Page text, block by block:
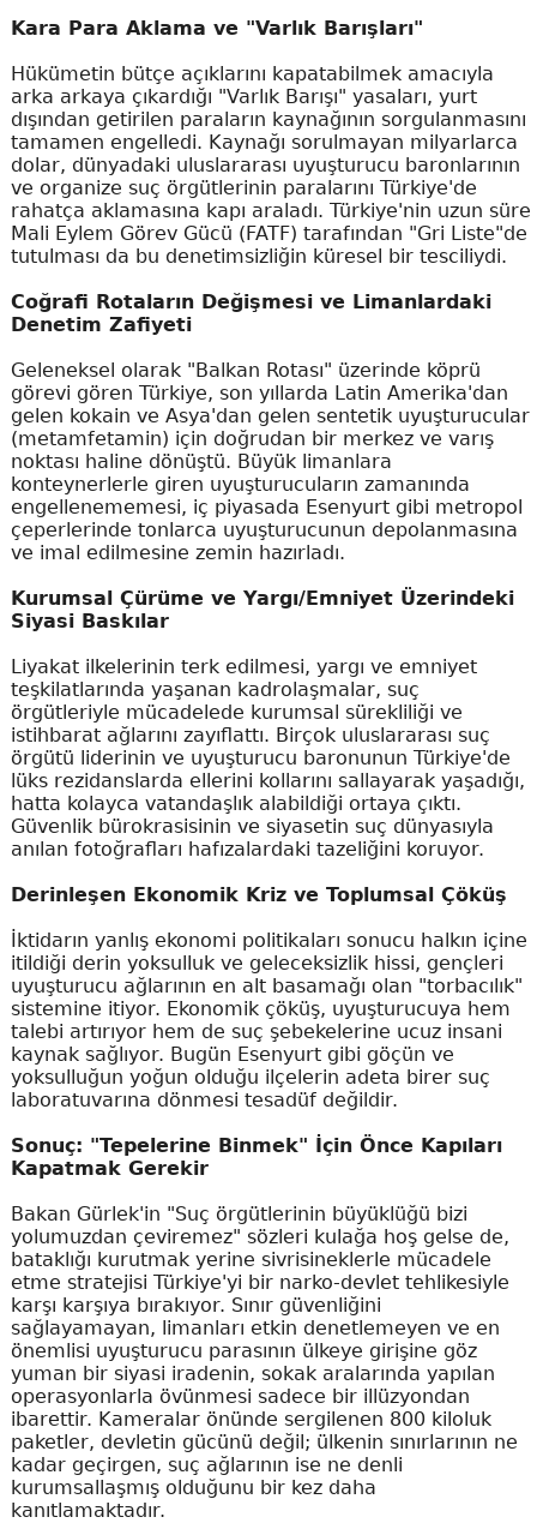
Kara Para Aklama ve "Varlık Barışları"
Hükümetin bütçe açıklarını kapatabilmek amacıyla
arka arkaya çıkardığı "Varlık Barışı" yasaları, yurt
dışından getirilen paraların kaynağının sorgulanmasını
tamamen engelledi. Kaynağı sorulmayan milyarlarca
dolar, dünyadaki uluslararası uyuşturucu baronlarının
ve organize suç örgütlerinin paralarını Türkiye'de
rahatça aklamasına kapı araladı. Türkiye'nin uzun süre
Mali Eylem Görev Gücü (FATF) tarafından "Gri Liste"de
tutulması da bu denetimsizliğin küresel bir tesciliydi.
Coğrafi Rotaların Değişmesi ve Limanlardaki
Denetim Zafiyeti
Geleneksel olarak "Balkan Rotası" üzerinde köprü
görevi gören Türkiye, son yıllarda Latin Amerika'dan
gelen kokain ve Asya'dan gelen sentetik uyuşturucular
(metamfetamin) için doğrudan bir merkez ve varış
noktası haline dönüştü. Büyük limanlara
konteynerlerle giren uyuşturucuların zamanında
engellenememesi, iç piyasada Esenyurt gibi metropol
çeperlerinde tonlarca uyuşturucunun depolanmasına
ve imal edilmesine zemin hazırladı.
Kurumsal Çürüme ve Yargı/Emniyet Üzerindeki
Siyasi Baskılar
Liyakat ilkelerinin terk edilmesi, yargı ve emniyet
teşkilatlarında yaşanan kadrolaşmalar, suç
örgütleriyle mücadelede kurumsal sürekliliği ve
istihbarat ağlarını zayıflattı. Birçok uluslararası suç
örgütü liderinin ve uyuşturucu baronunun Türkiye'de
lüks rezidanslarda ellerini kollarını sallayarak yaşadığı,
hatta kolayca vatandaşlık alabildiği ortaya çıktı.
Güvenlik bürokrasisinin ve siyasetin suç dünyasıyla
anılan fotoğrafları hafızalardaki tazeliğini koruyor.
Derinleşen Ekonomik Kriz ve Toplumsal Çöküş
İktidarın yanlış ekonomi politikaları sonucu halkın içine
itildiği derin yoksulluk ve geleceksizlik hissi, gençleri
uyuşturucu ağlarının en alt basamağı olan "torbacılık"
sistemine itiyor. Ekonomik çöküş, uyuşturucuya hem
talebi artırıyor hem de suç şebekelerine ucuz insani
kaynak sağlıyor. Bugün Esenyurt gibi göçün ve
yoksulluğun yoğun olduğu ilçelerin adeta birer suç
laboratuvarına dönmesi tesadüf değildir.
Sonuç: "Tepelerine Binmek" İçin Önce Kapıları
Kapatmak Gerekir
Bakan Gürlek'in "Suç örgütlerinin büyüklüğü bizi
yolumuzdan çeviremez" sözleri kulağa hoş gelse de,
bataklığı kurutmak yerine sivrisineklerle mücadele
etme stratejisi Türkiye'yi bir narko-devlet tehlikesiyle
karşı karşıya bırakıyor. Sınır güvenliğini
sağlayamayan, limanları etkin denetlemeyen ve en
önemlisi uyuşturucu parasının ülkeye girişine göz
yuman bir siyasi iradenin, sokak aralarında yapılan
operasyonlarla övünmesi sadece bir illüzyondan
ibarettir. Kameralar önünde sergilenen 800 kiloluk
paketler, devletin gücünü değil; ülkenin sınırlarının ne
kadar geçirgen, suç ağlarının ise ne denli
kurumsallaşmış olduğunu bir kez daha
kanıtlamaktadır.